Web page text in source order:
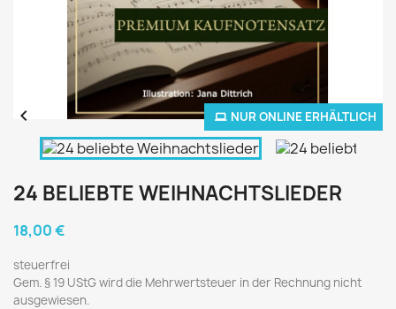
NUR ONLINE ERHÄLTLICH
 
24 BELIEBTE WEIHNACHTSLIEDER
18,00 €
steuerfrei
Gem. § 19 UStG wird die Mehrwertsteuer in der Rechnung nicht
ausgewiesen.